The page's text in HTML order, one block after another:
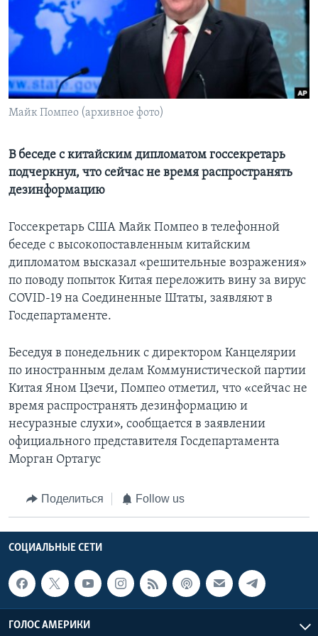
Learning English
Майк Помпео (архивное фото)
В беседе с китайским дипломатом госсекретарь
подчеркнул, что сейчас не время распространять
дезинформацию
Госсекретарь США Майк Помпео в телефонной
беседе с высокопоставленным китайским
дипломатом высказал «решительные возражения»
по поводу попыток Китая переложить вину за вирус
COVID-19 на Соединенные Штаты, заявляют в
Госдепартаменте.
Беседуя в понедельник с директором Канцелярии
по иностранным делам Коммунистической партии
Китая Яном Цзечи, Помпео отметил, что «сейчас не
время распространять дезинформацию и
несуразные слухи», сообщается в заявлении
официального представителя Госдепартамента
Морган Ортагус
Поделиться Follow us
СОЦИАЛЬНЫЕ СЕТИ
ГОЛОС АМЕРИКИ